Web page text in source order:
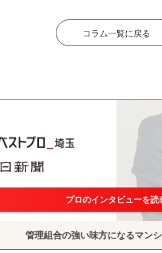
コラム一覧に戻る
プロのインタビューを読
管理組合の強い味方になるマン